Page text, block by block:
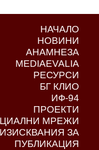
НАЧАЛО
НОВИНИ
АНАМНЕЗА
MEDIAEVALIA
РЕСУРСИ
БГ КЛИО
ИФ-94
ПРОЕКТИ
МРЕЖИ
ИЗИСКВАНИЯ ЗА
ПУБЛИКАЦИЯ